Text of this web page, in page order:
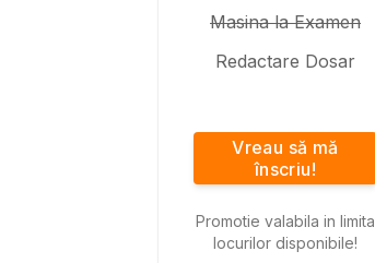
Masina la Examen
Redactare Dosar
Vreau să mă
înscriu!
Promotie valabila in limita
locurilor disponibile!